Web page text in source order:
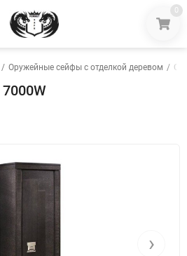
0
/ Оружейные сейфы с отделкой деревом /
›